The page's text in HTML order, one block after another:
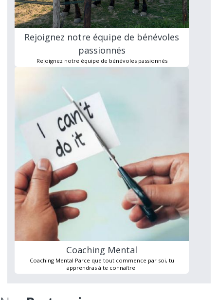
Rejoignez notre équipe de bénévoles
passionnés
Rejoignez notre équipe de bénévoles passionnés
Coaching Mental
Coaching Mental Parce que tout commence par soi, tu
apprendras à te connaître.